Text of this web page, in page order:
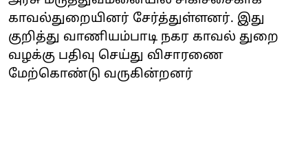
காவல்துறையினர் சேர்த்துள்ளனர். இது
குறித்து வாணியம்பாடி நகர காவல் துறை
வழக்கு பதிவு செய்து விசாரணை
மேற்கொண்டு வருகின்றனர்